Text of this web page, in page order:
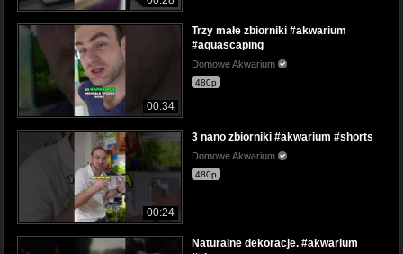
00:34
Trzy małe zbiorniki #akwarium
#aquascaping
Domowe Akwarium
480p
00:24
3 nano zbiorniki #akwarium #shorts
Domowe Akwarium
480p
Naturalne dekoracje. #akwarium